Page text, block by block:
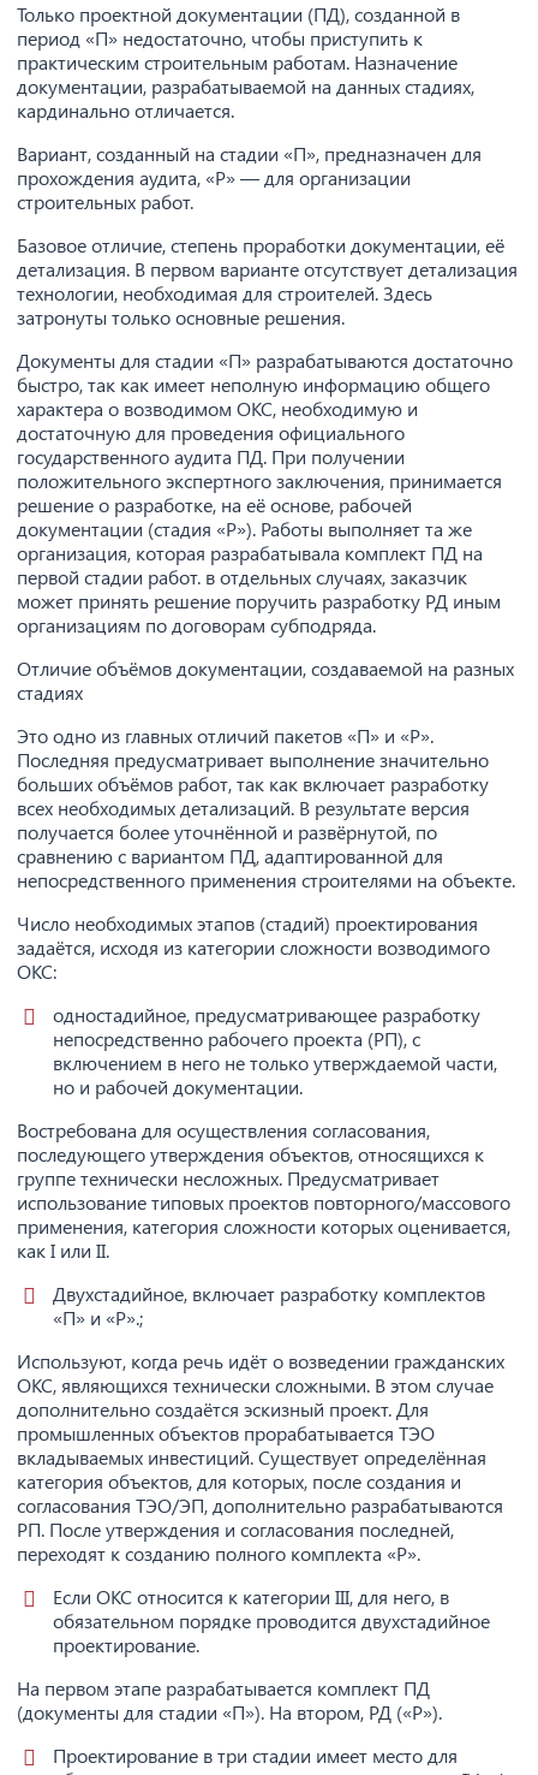
Только проектной документации (ПД), созданной в
период «П» недостаточно, чтобы приступить к
практическим строительным работам. Назначение
документации, разрабатываемой на данных стадиях,
кардинально отличается.
Вариант, созданный на стадии «П», предназначен для
прохождения аудита, «Р» — для организации
строительных работ.
Базовое отличие, степень проработки документации, её
детализация. В первом варианте отсутствует детализация
технологии, необходимая для строителей. Здесь
затронуты только основные решения.
Документы для стадии «П» разрабатываются достаточно
быстро, так как имеет неполную информацию общего
характера о возводимом ОКС, необходимую и
достаточную для проведения официального
государственного аудита ПД. При получении
положительного экспертного заключения, принимается
решение о разработке, на её основе, рабочей
документации (стадия «Р»). Работы выполняет та же
организация, которая разрабатывала комплект ПД на
первой стадии работ. в отдельных случаях, заказчик
может принять решение поручить разработку РД иным
организациям по договорам субподряда.
Отличие объёмов документации, создаваемой на разных
стадиях
Это одно из главных отличий пакетов «П» и «Р».
Последняя предусматривает выполнение значительно
больших объёмов работ, так как включает разработку
всех необходимых детализаций. В результате версия
получается более уточнённой и развёрнутой, по
сравнению с вариантом ПД, адаптированной для
непосредственного применения строителями на объекте.
Число необходимых этапов (стадий) проектирования
задаётся, исходя из категории сложности возводимого
ОКС:
одностадийное, предусматривающее разработку
непосредственно рабочего проекта (РП), с
включением в него не только утверждаемой части,
но и рабочей документации.
Востребована для осуществления согласования,
последующего утверждения объектов, относящихся к
группе технически несложных. Предусматривает
использование типовых проектов повторного/массового
применения, категория сложности которых оценивается,
как I или II.
Двухстадийное, включает разработку комплектов
«П» и «Р».;
Используют, когда речь идёт о возведении гражданских
ОКС, являющихся технически сложными. В этом случае
дополнительно создаётся эскизный проект. Для
промышленных объектов прорабатывается ТЭО
вкладываемых инвестиций. Существует определённая
категория объектов, для которых, после создания и
согласования ТЭО/ЭП, дополнительно разрабатываются
РП. После утверждения и согласования последней,
переходят к созданию полного комплекта «Р».
Если ОКС относится к категории III, для него, в
обязательном порядке проводится двухстадийное
проектирование.
На первом этапе разрабатывается комплект ПД
(документы для стадии «П»). На втором, РД («Р»).
Проектирование в три стадии имеет место для